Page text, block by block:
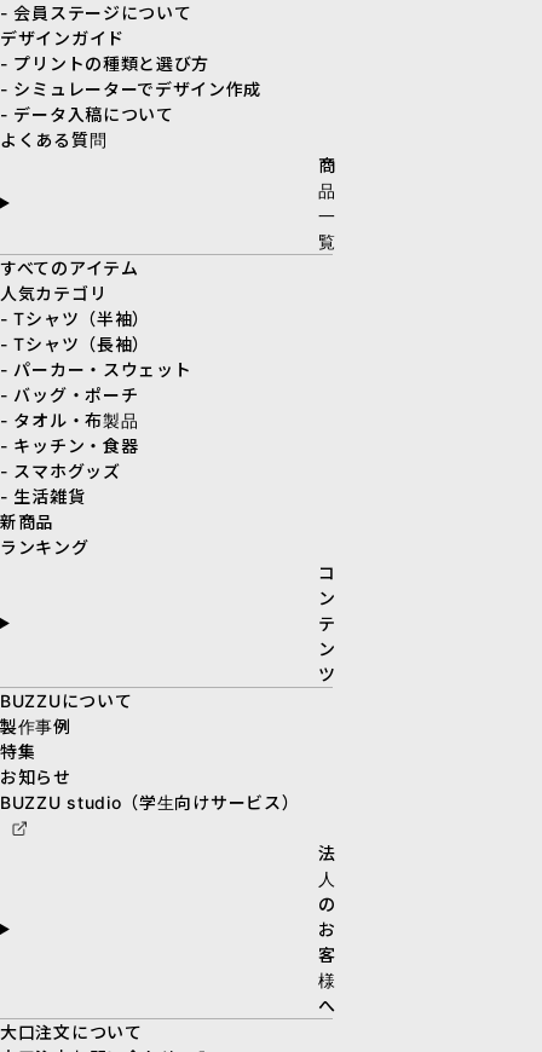
- 会員ステージについて
デザインガイド
- プリントの種類と選び方
- シミュレーターでデザイン作成
- データ入稿について
よくある質問
商
品
一
覧
すべてのアイテム
人気カテゴリ
- Tシャツ（半袖）
- Tシャツ（長袖）
- パーカー・スウェット
- バッグ・ポーチ
- タオル・布製品
- キッチン・食器
- スマホグッズ
- 生活雑貨
新商品
ランキング
コ
ン
テ
ン
ツ
BUZZUについて
製作事例
特集
お知らせ
BUZZU studio（学生向けサービス）
法
人
の
お
客
様
へ
大口注文について